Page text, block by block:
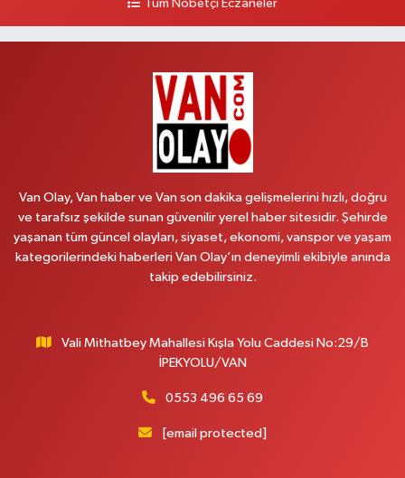
HEKİM HASTANESİ ACİL KARŞISI
Yol Tarifi Al
MAHMUDİYE MAH.ATATÜRK CAD.NO:17B
0 (531) 621 69 65 Yol Tarifi Al
Onay Eczanesi
Yenı Derman Eczanesi
Akdamar Hastanesi Acil yanı. İpekyolu. Hatuniye mahallesi terzioğlu, Eski
Yol Tarifi Al
Tüm Nöbetçi Eczaneler
Van Olay, Van haber ve Van son dakika gelişmelerini hızlı, doğru
ve tarafsız şekilde sunan güvenilir yerel haber sitesidir. Şehirde
yaşanan tüm güncel olayları, siyaset, ekonomi, vanspor ve yaşam
kategorilerindeki haberleri Van Olay’ın deneyimli ekibiyle anında
takip edebilirsiniz.
Vali Mithatbey Mahallesi Kışla Yolu Caddesi No:29/B
İPEKYOLU/VAN
0553 496 65 69
[email protected]